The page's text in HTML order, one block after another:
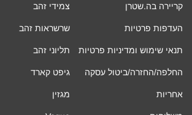
קריירה בה.שטרן
העדפות פרטיות
תנאי שימוש ומדיניות פרטיות
החלפה/החזרה/ביטול עסקה
אחריות
צמידי זהב
שרשראות זהב
תליוני זהב
גיפט קארד
מגזין